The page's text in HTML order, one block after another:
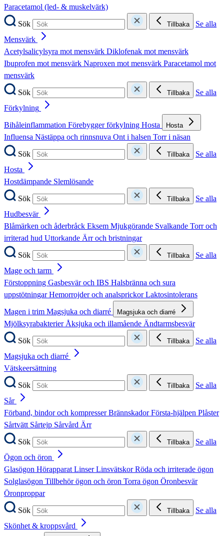
Paracetamol (led- & muskelvärk)
Sök
Tillbaka
Se alla
Mensvärk
Acetylsalicylsyra mot mensvärk Diklofenak mot mensvärk
Ibuprofen mot mensvärk Naproxen mot mensvärk Paracetamol mot
mensvärk
Sök
Tillbaka
Se alla
Förkylning
Bihåleinflammation Förebygger förkylning Hosta Hosta
Influensa Nästäppa och rinnsnuva Ont i halsen Torr i näsan
Sök
Tillbaka
Se alla
Hosta
Hostdämpande Slemlösande
Sök
Tillbaka
Se alla
Hudbesvär
Blåmärken och åderbråck Eksem Mjukgörande Svalkande Torr och
irriterad hud Uttorkande Ärr och bristningar
Sök
Tillbaka
Se alla
Mage och tarm
Förstoppning Gasbesvär och IBS Halsbränna och sura
uppstötningarHemorrojder och analsprickorLaktosintolerans
Magen i trim Magsjuka och diarré Magsjuka och diarré
MjölksyrabakterierÅksjuka och illamående Ändtarmsbesvär
Sök
Tillbaka
Se alla
Magsjuka och diarré
Vätskeersättning
Sök
Tillbaka
Se alla
Sår
Förband, bindor och kompresserBrännskadorFörsta-hjälpen Plåster
Sårtvätt Sårtejp Sårvård Ärr
Sök
Tillbaka
Se alla
Ögon och öron
Glasögon HörapparatLinserLinsvätskorRöda och irriterade ögon
Solglasögon Tillbehör ögon och öron Torra ögon Öronbesvär
Öronproppar
Sök
Tillbaka
Se alla
Skönhet & kroppsvård